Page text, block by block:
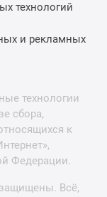
технологий
и рекламных
технологии
сбора,
к
Федерации.
Всё,